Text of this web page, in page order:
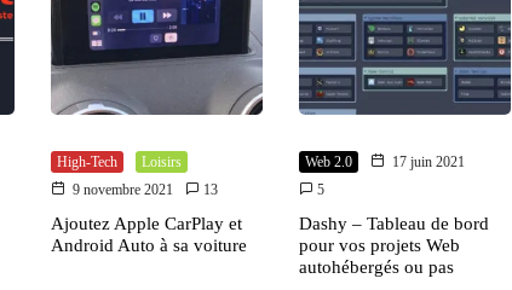
High-Tech
Loisirs
9 novembre 2021
13
Ajoutez Apple CarPlay et
Android Auto à sa voiture
Web 2.0
17 juin 2021
5
Dashy – Tableau de bord
pour vos projets Web
autohébergés ou pas